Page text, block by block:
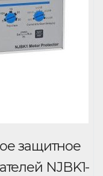
защитное
NJBK1-